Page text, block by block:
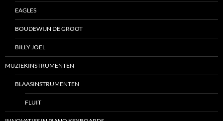
EAGLES
BOUDEWIJN DE GROOT
BILLY JOEL
MUZIEKINSTRUMENTEN
BLAASINSTRUMENTEN
FLUIT